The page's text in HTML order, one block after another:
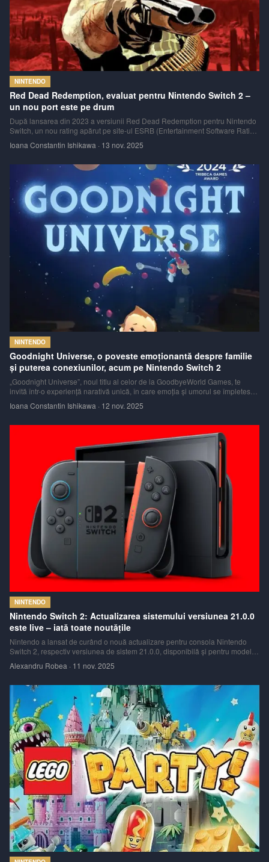
NINTENDO
Red Dead Redemption, evaluat pentru Nintendo Switch 2 –
un nou port este pe drum
După lansarea din 2023 a versiunii Red Dead Redemption pentru Nintendo
Switch, un nou rating apărut pe site-ul ESRB (Entertainment Software Rating
viitorul Nintendo Switch 2.
Ioana Constantin Ishikawa · 13 nov. 2025
NINTENDO
Goodnight Universe, o poveste emoționantă despre familie
și puterea conexiunilor, acum pe Nintendo Switch 2
„Goodnight Universe”, noul titlu al celor de la GoodbyeWorld Games, te
invită într-o experiență narativă unică, în care emoția și umorul se împletesc
puteri telepatice, care trăiește într-o familie aparent obișnuită.
Ioana Constantin Ishikawa · 12 nov. 2025
NINTENDO
Nintendo Switch 2: Actualizarea sistemului versiunea 21.0.0
este live – iată toate noutăţile
Nintendo a lansat de curând o nouă actualizare pentru consola Nintendo
Switch 2, respectiv versiunea de sistem 21.0.0, disponibilă şi pentru modelul
de la modificări în meniul HOME, până la opţiuni avansate de accesibilitate
Alexandru Robea · 11 nov. 2025